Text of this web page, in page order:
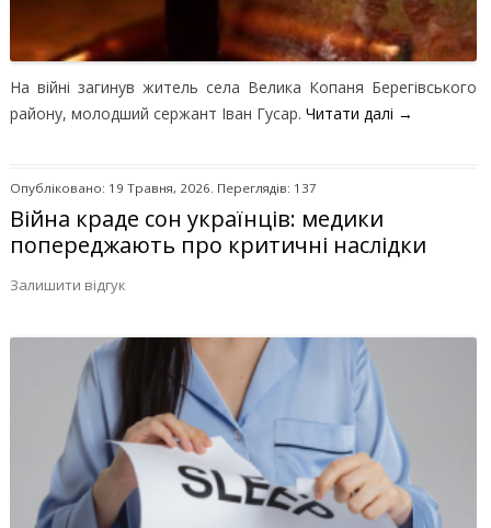
На війні загинув житель села Велика Копаня Берегівського
району, молодший сержант Іван Гусар. Читати далі →
Опубліковано: 19 Травня, 2026. Переглядів: 137
Війна краде сон українців: медики
попереджають про критичні наслідки
Залишити відгук